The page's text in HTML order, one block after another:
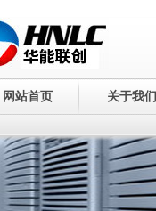
网站首页 关于我们